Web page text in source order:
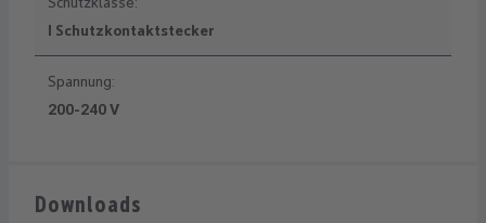
I Schutzkontaktstecker
Spannung:
200-240 V
Downloads